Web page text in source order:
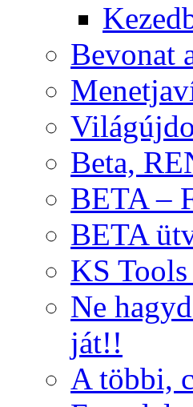
Bevonat
Beta,
BETA –
BETA
KS
Ne
ját!!
A többi,